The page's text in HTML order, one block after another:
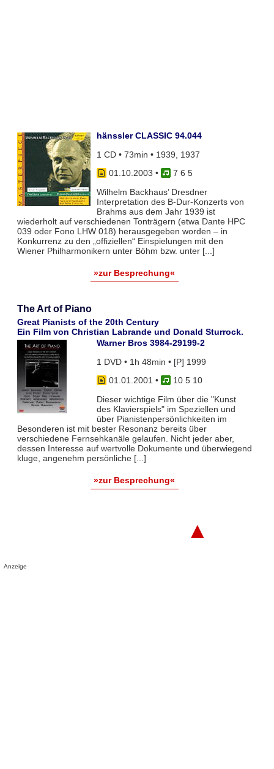
hänssler CLASSIC 94.044
1 CD • 73min • 1939, 1937
01.10.2003 •
7 6 5
Wilhelm Backhaus’ Dresdner
Interpretation des B-Dur-Konzerts von
Brahms aus dem Jahr 1939 ist
wiederholt auf verschiedenen Tonträgern (etwa Dante HPC
039 oder Fono LHW 018) herausgegeben worden – in
Konkurrenz zu den „offiziellen“ Einspielungen mit den
Wiener Philharmonikern unter Böhm bzw. unter [...]
»zur Besprechung«
The Art of Piano
Great Pianists of the 20th Century
Ein Film von Christian Labrande und Donald Sturrock.
Warner Bros 3984-29199-2
1 DVD • 1h 48min • [P] 1999
01.01.2001 •
10 5 10
Dieser wichtige Film über die "Kunst
des Klavierspiels" im Speziellen und
über Pianistenpersönlichkeiten im
Besonderen ist mit bester Resonanz bereits über
verschiedene Fernsehkanäle gelaufen. Nicht jeder aber,
dessen Interesse auf wertvolle Dokumente und überwiegend
kluge, angenehm persönliche [...]
»zur Besprechung«
▲
Anzeige